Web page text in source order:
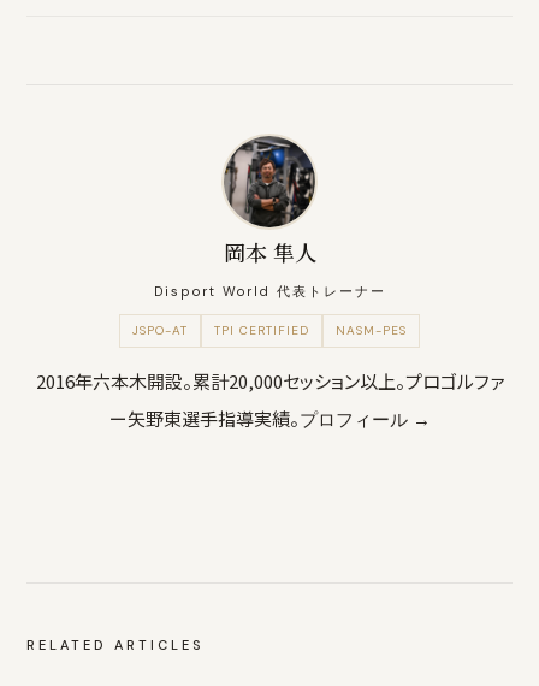
岡本 隼人
Disport World 代表トレーナー
JSPO-AT TPI CERTIFIED NASM-PES
2016年六本木開設。累計20,000セッション以上。プロゴルファ
ー矢野東選手指導実績。プロフィール →
RELATED ARTICLES